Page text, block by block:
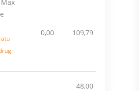
0,00 109,79
48,00